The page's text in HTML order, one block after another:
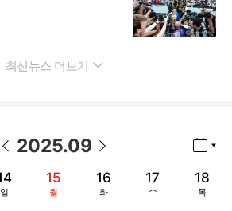
최신뉴스 더보기
2025.09
일
15
월
16
화
17
수
18
목